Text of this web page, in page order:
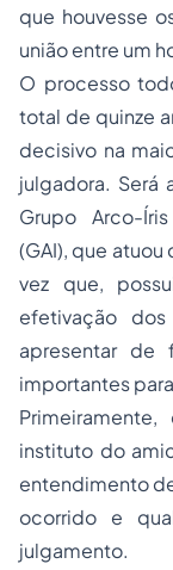
que houvesse
união entre um
O processo
total de quinze
decisivo na
julgadora. Será
Grupo Arco-
(GAI), que
vez que,
efetivação
apresentar de
importantes
instituto do
entendimento
ocorrido e
julgamento.